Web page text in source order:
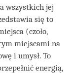
wszystkich jej
się to
(czoło,
miejscami na
i umysł. To
energią,